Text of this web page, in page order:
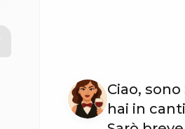
Ciao,
hai in